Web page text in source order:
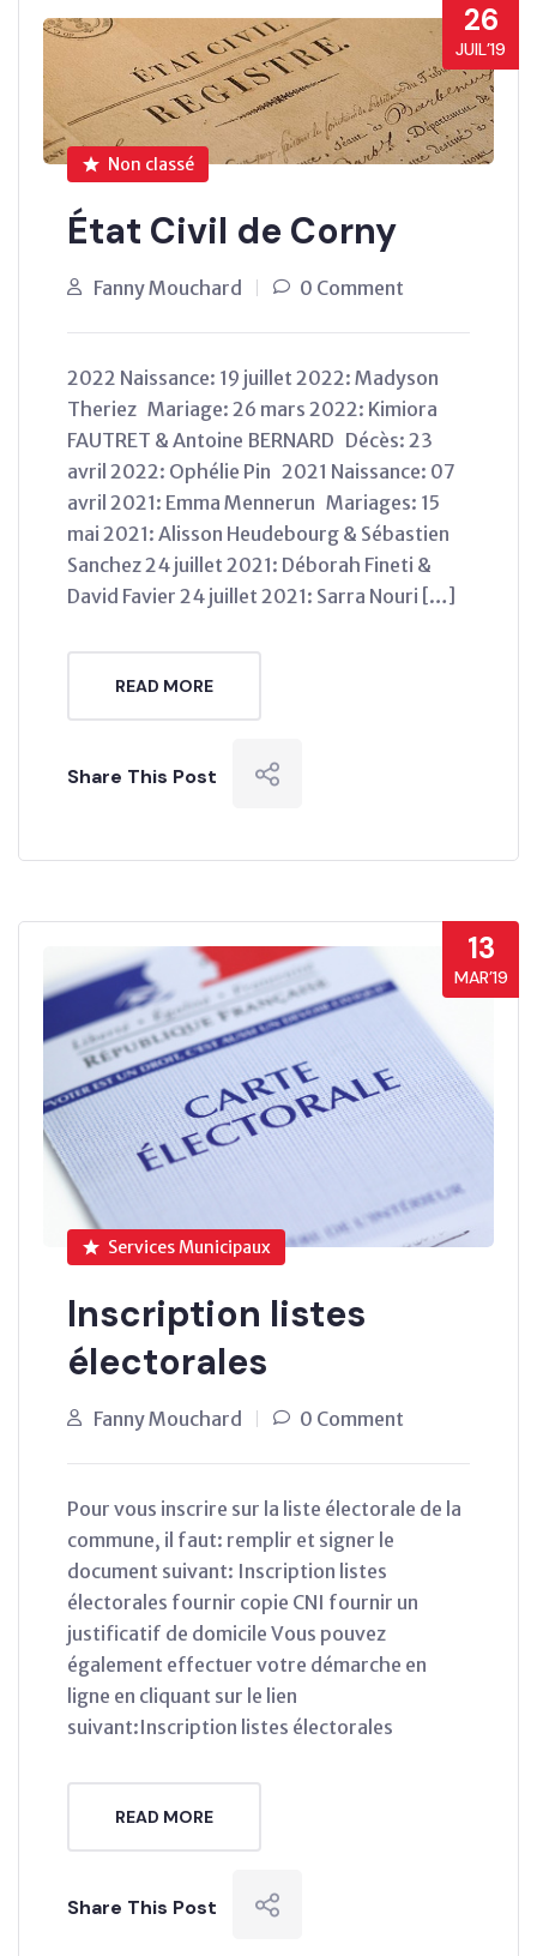
26
JUIL’19
Non classé
État Civil de Corny
Fanny Mouchard 0 Comment
2022 Naissance: 19 juillet 2022: Madyson
Theriez Mariage: 26 mars 2022: Kimiora
FAUTRET & Antoine BERNARD Décès: 23
avril 2022: Ophélie Pin 2021 Naissance: 07
avril 2021: Emma Mennerun Mariages: 15
mai 2021: Alisson Heudebourg & Sébastien
Sanchez 24 juillet 2021: Déborah Fineti &
David Favier 24 juillet 2021: Sarra Nouri […]
READ MORE
Share This Post
13
MAR’19
Services Municipaux
Inscription listes
électorales
Fanny Mouchard 0 Comment
Pour vous inscrire sur la liste électorale de la
commune, il faut: remplir et signer le
document suivant: Inscription listes
électorales fournir copie CNI fournir un
justificatif de domicile Vous pouvez
également effectuer votre démarche en
ligne en cliquant sur le lien
suivant:Inscription listes électorales
READ MORE
Share This Post